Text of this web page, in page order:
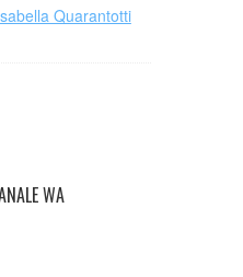
Quarantotti
WA